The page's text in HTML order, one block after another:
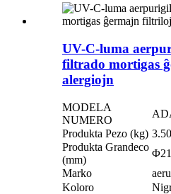
UV-C-luma
filtrado mortigas
alergiojn
MODELA
NUMERO
Produkta Pezo (kg) 3.50
Produkta Grandeco
(mm)
Marko
Koloro